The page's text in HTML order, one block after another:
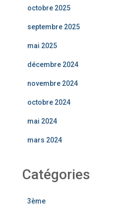
octobre 2025
septembre 2025
mai 2025
décembre 2024
novembre 2024
octobre 2024
mai 2024
mars 2024
Catégories
3ème